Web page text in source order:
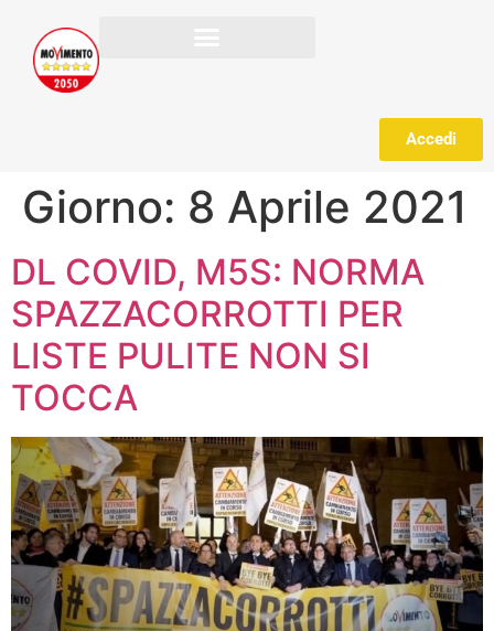
Accedi
Giorno: 8 Aprile 2021
DL COVID, M5S: NORMA
SPAZZACORROTTI PER
LISTE PULITE NON SI
TOCCA